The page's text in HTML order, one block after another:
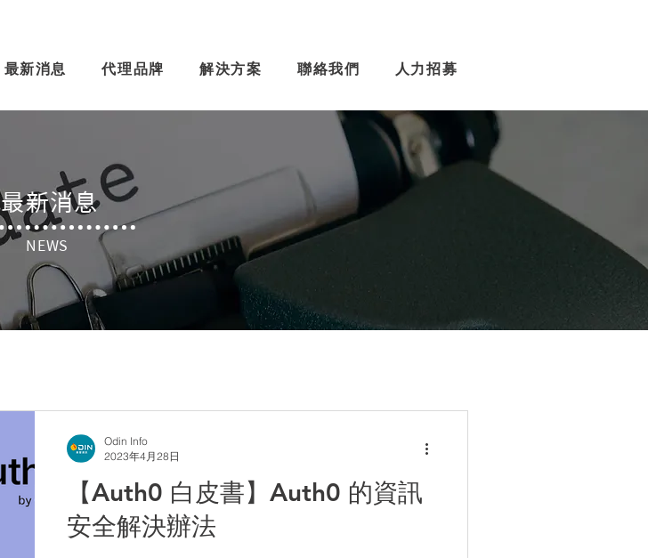
最新消息 代理品牌 解決方案 聯絡我們 人力招募
​最新消息
NEWS
【Auth0 白皮書】Auth0 的資訊
安全解決辦法
Odin Info
2023年4月28日